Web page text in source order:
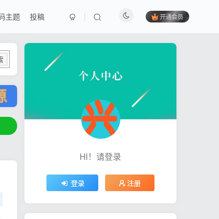
主题 投稿 开通会员
HI！请登录
登录 注册